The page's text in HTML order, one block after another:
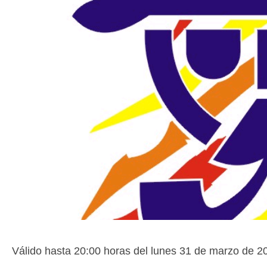
Válido hasta 20:00 horas del lunes 31 de marzo de